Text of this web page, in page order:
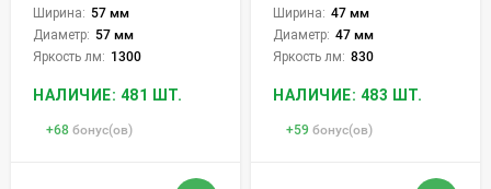
Ширина: 57 мм
Диаметр: 57 мм
Яркость лм: 1300
НАЛИЧИЕ: 481 ШТ.
+68 бонус(ов)
Ширина: 47 мм
Диаметр: 47 мм
Яркость лм: 830
НАЛИЧИЕ: 483 ШТ.
+59 бонус(ов)